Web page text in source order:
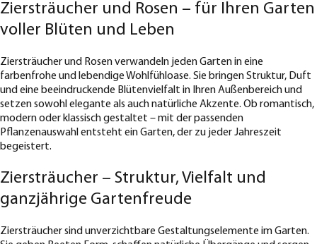
Ziersträucher und Rosen – für Ihren Garten
voller Blüten und Leben
Ziersträucher und Rosen verwandeln jeden Garten in eine
farbenfrohe und lebendige Wohlfühloase. Sie bringen Struktur, Duft
und eine beeindruckende Blütenvielfalt in Ihren Außenbereich und
setzen sowohl elegante als auch natürliche Akzente. Ob romantisch,
modern oder klassisch gestaltet – mit der passenden
Pflanzenauswahl entsteht ein Garten, der zu jeder Jahreszeit
begeistert.
Ziersträucher – Struktur, Vielfalt und
ganzjährige Gartenfreude
Ziersträucher sind unverzichtbare Gestaltungselemente im Garten.